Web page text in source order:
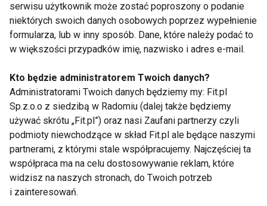
Wyrażam zgodę na otrzymywanie informacji
przez FIT.PL. Więcej informacji znajdziesz w Polityce
Prywatności.
ZAPISZ SIĘ
serwisu użytkownik może zostać poproszony o podanie
niektórych swoich danych osobowych poprzez wypełnienie
formularza, lub w inny sposób. Dane, które należy podać to
w większości przypadków imię, nazwisko i adres e-mail.
Kto będzie administratorem Twoich danych?
Administratorami Twoich danych będziemy my: Fit.pl
Sp.z.o.o z siedzibą w Radomiu (dalej także będziemy
używać skrótu „Fit.pl”) oraz nasi Zaufani partnerzy czyli
podmioty niewchodzące w skład Fit.pl ale będące naszymi
partnerami, z którymi stale współpracujemy. Najczęściej ta
współpraca ma na celu dostosowywanie reklam, które
widzisz na naszych stronach, do Twoich potrzeb
i zainteresowań.